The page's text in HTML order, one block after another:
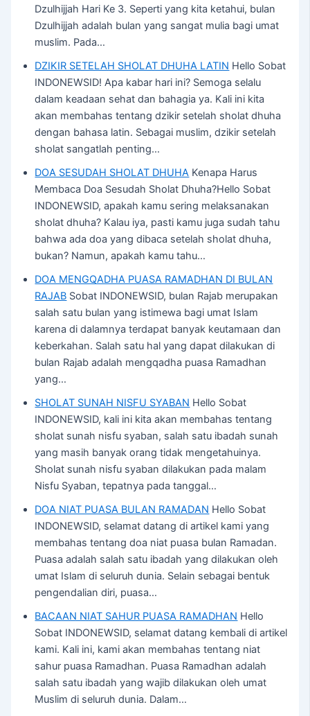
Dzulhijjah Hari Ke 3. Seperti yang kita ketahui, bulan
Dzulhijjah adalah bulan yang sangat mulia bagi umat
muslim. Pada…
DZIKIR SETELAH SHOLAT DHUHA LATIN Hello Sobat
INDONEWSID! Apa kabar hari ini? Semoga selalu
dalam keadaan sehat dan bahagia ya. Kali ini kita
akan membahas tentang dzikir setelah sholat dhuha
dengan bahasa latin. Sebagai muslim, dzikir setelah
sholat sangatlah penting…
DOA SESUDAH SHOLAT DHUHA Kenapa Harus
Membaca Doa Sesudah Sholat Dhuha?Hello Sobat
INDONEWSID, apakah kamu sering melaksanakan
sholat dhuha? Kalau iya, pasti kamu juga sudah tahu
bahwa ada doa yang dibaca setelah sholat dhuha,
bukan? Namun, apakah kamu tahu…
DOA MENGQADHA PUASA RAMADHAN DI BULAN
RAJAB Sobat INDONEWSID, bulan Rajab merupakan
salah satu bulan yang istimewa bagi umat Islam
karena di dalamnya terdapat banyak keutamaan dan
keberkahan. Salah satu hal yang dapat dilakukan di
bulan Rajab adalah mengqadha puasa Ramadhan
yang…
SHOLAT SUNAH NISFU SYABAN Hello Sobat
INDONEWSID, kali ini kita akan membahas tentang
sholat sunah nisfu syaban, salah satu ibadah sunah
yang masih banyak orang tidak mengetahuinya.
Sholat sunah nisfu syaban dilakukan pada malam
Nisfu Syaban, tepatnya pada tanggal…
DOA NIAT PUASA BULAN RAMADAN Hello Sobat
INDONEWSID, selamat datang di artikel kami yang
membahas tentang doa niat puasa bulan Ramadan.
Puasa adalah salah satu ibadah yang dilakukan oleh
umat Islam di seluruh dunia. Selain sebagai bentuk
pengendalian diri, puasa…
BACAAN NIAT SAHUR PUASA RAMADHAN Hello
Sobat INDONEWSID, selamat datang kembali di artikel
kami. Kali ini, kami akan membahas tentang niat
sahur puasa Ramadhan. Puasa Ramadhan adalah
salah satu ibadah yang wajib dilakukan oleh umat
Muslim di seluruh dunia. Dalam…